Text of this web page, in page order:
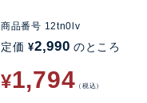
商品番号 12tn0lv
定価 ¥2,990 のところ
¥1,794 税込